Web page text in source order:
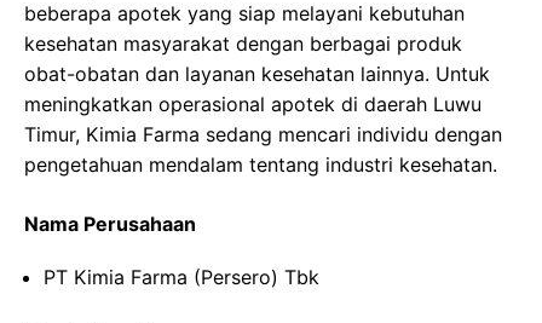
beberapa apotek yang siap melayani kebutuhan
kesehatan masyarakat dengan berbagai produk
obat-obatan dan layanan kesehatan lainnya. Untuk
meningkatkan operasional apotek di daerah Luwu
Timur, Kimia Farma sedang mencari individu dengan
pengetahuan mendalam tentang industri kesehatan.
Nama Perusahaan
PT Kimia Farma (Persero) Tbk